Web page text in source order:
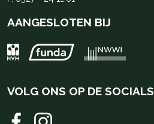
AANGESLOTEN BIJ
VOLG ONS OP DE SOCIALS